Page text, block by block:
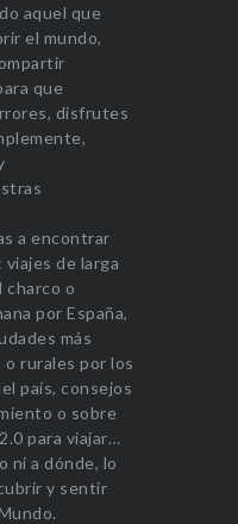
aquel que
el mundo,
que
disfrutes
a encontrar
de larga
charco o
por España,
más
rurales por los
país, consejos
o sobre
para viajar…
ni a dónde, lo
y sentir